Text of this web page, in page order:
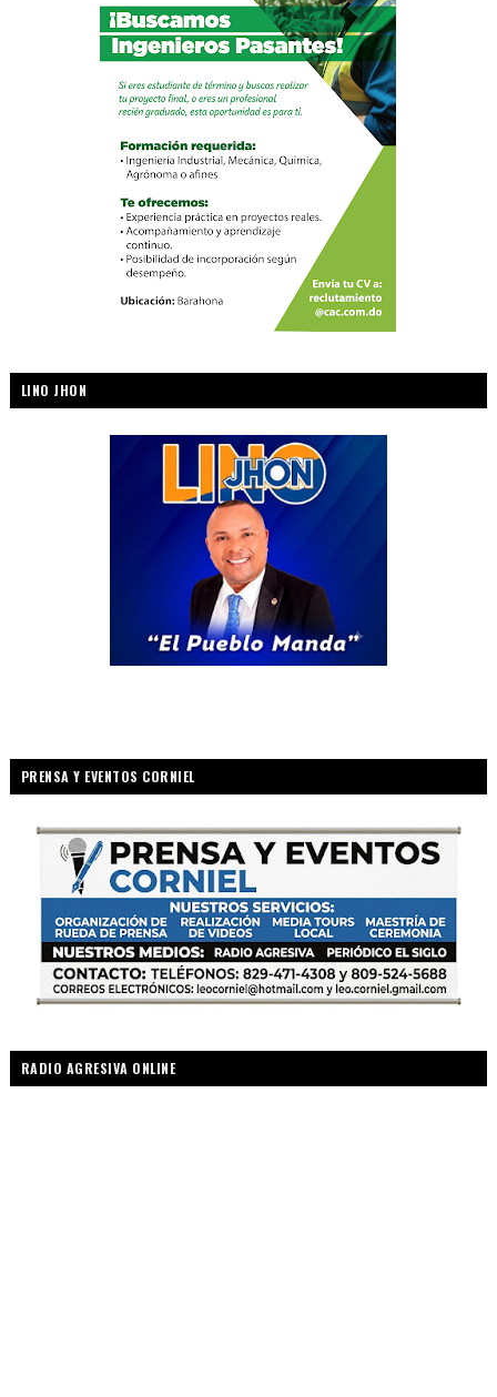
LINO JHON
PRENSA Y EVENTOS CORNIEL
RADIO AGRESIVA ONLINE